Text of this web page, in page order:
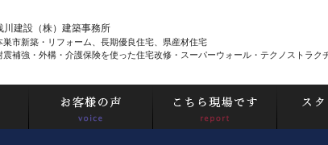
川建設（株）建築事務所
巣市新築・リフォーム、長期優良住宅、県産材住宅
震補強・外構・介護保険を使った住宅改修・スーパーウォール・テクノストラク